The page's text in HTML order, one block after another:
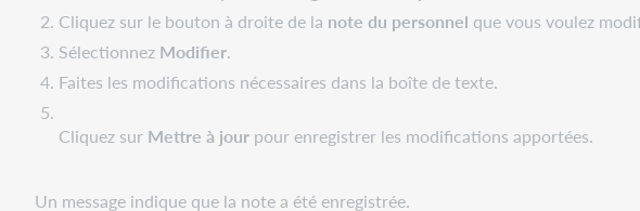
Cliquez sur le bouton à droite de la note du personnel que vous voulez
Sélectionnez Modifier.
Faites les modifications nécessaires dans la boîte de texte.
Cliquez sur Mettre à jour pour enregistrer les modifications apportées.
Un message indique que la note a été enregistrée.